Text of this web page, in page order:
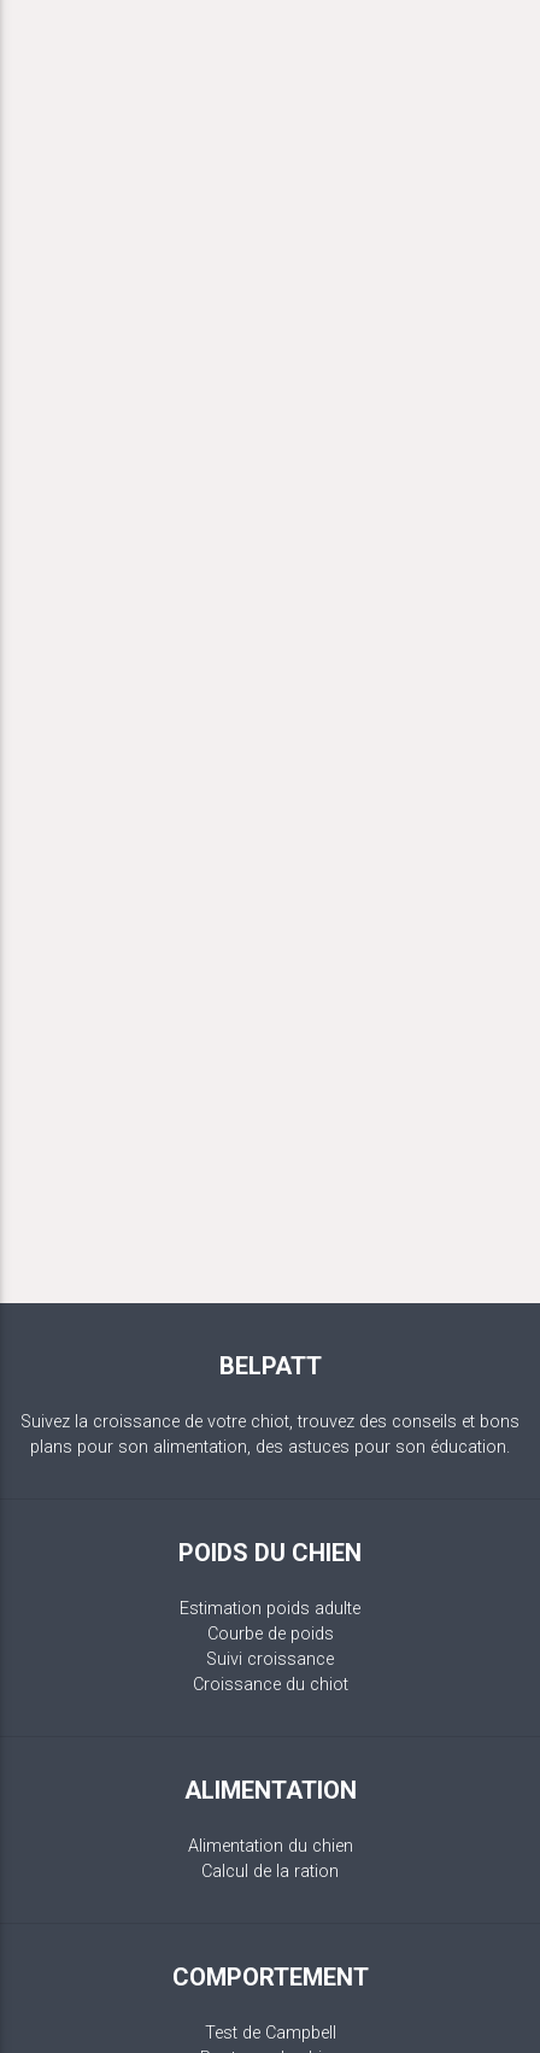
BELPATT
Suivez la croissance de votre chiot, trouvez des conseils et bons
plans pour son alimentation, des astuces pour son éducation.
POIDS DU CHIEN
Estimation poids adulte
Courbe de poids
Suivi croissance
Croissance du chiot
ALIMENTATION
Alimentation du chien
Calcul de la ration
COMPORTEMENT
Test de Campbell